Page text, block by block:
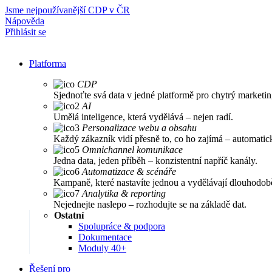
Jsme nejpoužívanější CDP v ČR
Nápověda
Přihlásit se
Platforma
CDP
Sjednoťte svá data v jedné platformě pro chytrý
AI
Umělá inteligence, která vydělává – nejen radí.
Personalizace webu a obsahu
Každý zákazník vidí přesně to, co ho zajímá –
Omnichannel komunikace
Jedna data, jeden příběh – konzistentní napříč kanály.
Automatizace & scénáře
Kampaně, které nastavíte jednou a vydělávají
Analytika & reporting
Nejednejte naslepo – rozhodujte se na základě dat.
Ostatní
Spolupráce & podpora
Dokumentace
Moduly 40+
Řešení pro